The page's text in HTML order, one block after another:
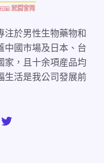
注於男性生物藥物和
中國市場及日本、台
家，且十余項産品均
生活是我公司發展前